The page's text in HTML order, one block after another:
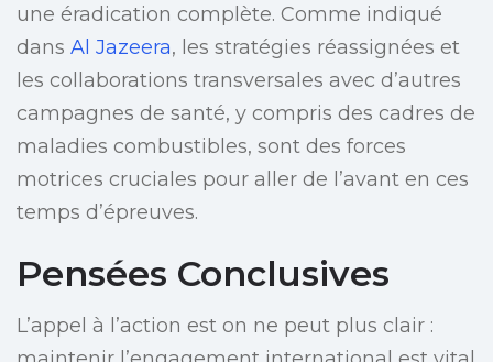
une éradication complète. Comme indiqué
dans Al Jazeera, les stratégies réassignées et
les collaborations transversales avec d’autres
campagnes de santé, y compris des cadres de
maladies combustibles, sont des forces
motrices cruciales pour aller de l’avant en ces
temps d’épreuves.
Pensées Conclusives
L’appel à l’action est on ne peut plus clair :